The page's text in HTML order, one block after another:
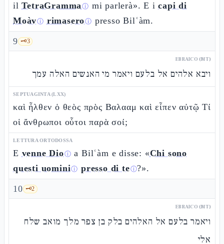
ilTetraGrammaⓘ mi parlerà». E icapi di
Moàvⓘ rimaseroⓘ presso Bilʿàm.
9 🗝️3
EBRAICO (MT)
ויבא אלהים אל בלעם ויאמר מי האנשים האלה עמך
SEPTUAGINTA (LXX)
καὶ ἦλθεν ὁ θεὸς πρὸς Βαλααμ καὶ εἶπεν αὐτῷ Τί
οἱ ἄνθρωποι οὗτοι παρὰ σοί;
LETTURA ORTODOSSA
E venne Dioⓘ a Bilʿàm e disse: «Chi sono
questi uominiⓘ presso di teⓘ?».
10 🗝️2
EBRAICO (MT)
ויאמר בלעם אל האלהים בלק בן צפר מלך מואב שלח
אלי